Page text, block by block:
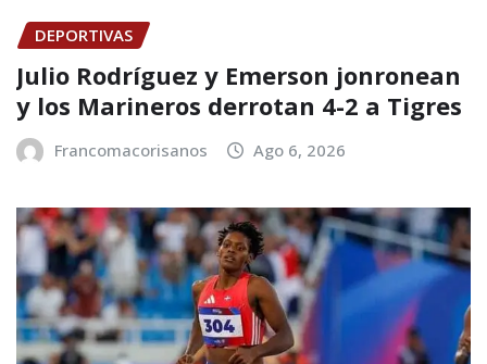
DEPORTIVAS
Julio Rodríguez y Emerson jonronean
y los Marineros derrotan 4-2 a Tigres
Francomacorisanos Ago 6, 2026